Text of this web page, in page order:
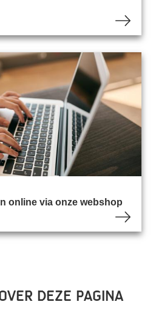
online via onze webshop
deze pagina